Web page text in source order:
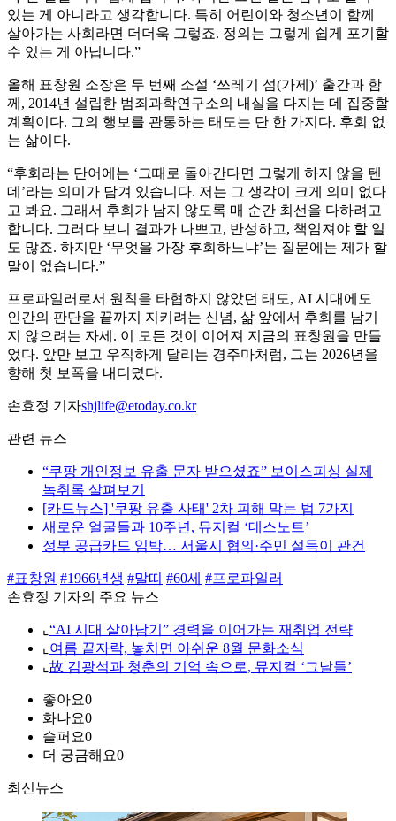
있는 게 아니라고 생각합니다. 특히 어린이와 청소년이 함께
살아가는 사회라면 더더욱 그렇죠. 정의는 그렇게 쉽게 포기할
수 있는 게 아닙니다.”
올해 표창원 소장은 두 번째 소설 ‘쓰레기 섬(가제)’ 출간과 함
께, 2014년 설립한 범죄과학연구소의 내실을 다지는 데 집중할
계획이다. 그의 행보를 관통하는 태도는 단 한 가지다. 후회 없
는 삶이다.
“후회라는 단어에는 ‘그때로 돌아간다면 그렇게 하지 않을 텐
데’라는 의미가 담겨 있습니다. 저는 그 생각이 크게 의미 없다
고 봐요. 그래서 후회가 남지 않도록 매 순간 최선을 다하려고
합니다. 그러다 보니 결과가 나쁘고, 반성하고, 책임져야 할 일
도 많죠. 하지만 ‘무엇을 가장 후회하느냐’는 질문에는 제가 할
말이 없습니다.”
프로파일러로서 원칙을 타협하지 않았던 태도, AI 시대에도
인간의 판단을 끝까지 지키려는 신념, 삶 앞에서 후회를 남기
지 않으려는 자세. 이 모든 것이 이어져 지금의 표창원을 만들
었다. 앞만 보고 우직하게 달리는 경주마처럼, 그는 2026년을
향해 첫 보폭을 내디뎠다.
손효정 기자shjlife@etoday.co.kr
관련 뉴스
“쿠팡 개인정보 유출 문자 받으셨죠” 보이스피싱 실제
녹취록 살펴보기
[카드뉴스] '쿠팡 유출 사태' 2차 피해 막는 법 7가지
새로운 얼굴들과 10주년, 뮤지컬 ‘데스노트’
정부 공급카드 임박… 서울시 협의·주민 설득이 관건
#표창원 #1966년생 #말띠 #60세 #프로파일러
손효정 기자의 주요 뉴스
⌞ “AI 시대 살아남기” 경력을 이어가는 재취업 전략
⌞ 여름 끝자락, 놓치면 아쉬운 8월 문화소식
⌞ 故 김광석과 청춘의 기억 속으로, 뮤지컬 ‘그날들’
좋아요0
화나요0
슬퍼요0
더 궁금해요0
최신뉴스